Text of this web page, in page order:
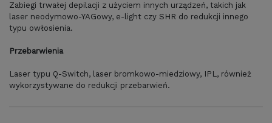
Zabiegi trwałej depilacji z użyciem innych urządzeń, takich jak
laser neodymowo-YAGowy, e-light czy SHR do redukcji innego
typu owłosienia.
Przebarwienia
Laser typu Q-Switch, laser bromkowo-miedziowy, IPL, również
wykorzystywane do redukcji przebarwień.